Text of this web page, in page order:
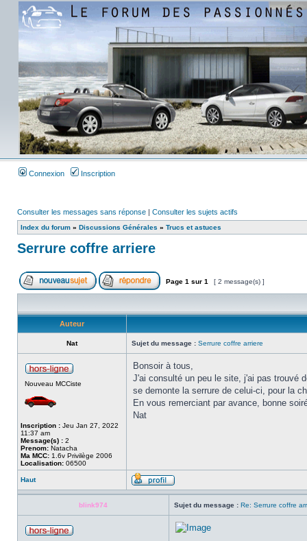
Connexion Inscription
Consulter les messages sans réponse | Consulter les sujets actifs
Index du forum » Discussions Générales » Trucs et astuces
Serrure coffre arriere
Page 1 sur 1 [ 2 message(s) ]
Auteur
Nat Sujet du message : Serrure coffre arriere
Nouveau MCCiste
Inscription : Jeu Jan 27, 2022
11:37 am
Message(s) : 2
Prenom: Natacha
Ma MCC: 1.6v Privilège 2006
Localisation: 06500
Bonsoir à tous,
J'ai consulté un peu le site, j'ai pas trouvé
se demonte la serrure de celui-ci, pour la
En vous remerciant par avance, bonne
Nat
Haut
blink974 Sujet du message : Re: Serrure coffre